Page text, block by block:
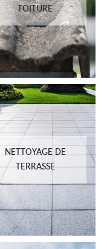
TOITURE
NETTOYAGE DE
TERRASSE